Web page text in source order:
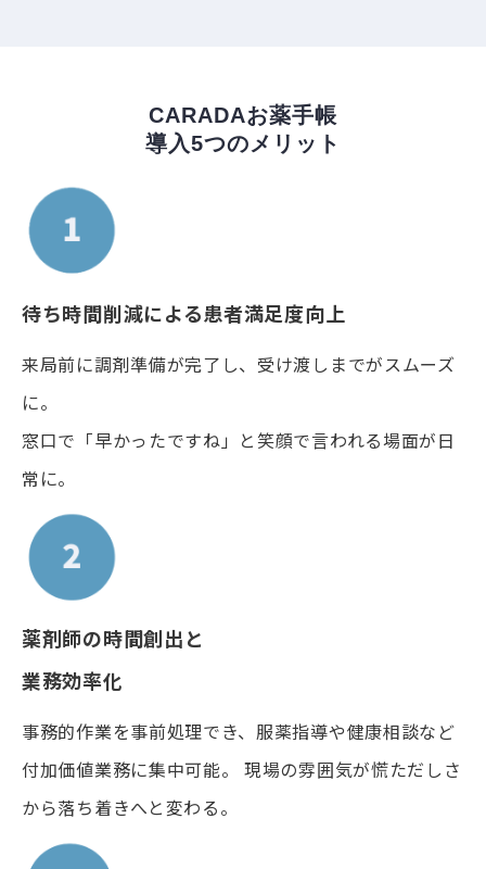
CARADAお薬手帳
導入5つのメリット
待ち時間削減による患者満足度向上
来局前に調剤準備が完了し、受け渡しまでがスムーズ
に。
窓口で「早かったですね」と笑顔で言われる場面が日
常に。
薬剤師の時間創出と
業務効率化
事務的作業を事前処理でき、服薬指導や健康相談など
付加価値業務に集中可能。 現場の雰囲気が慌ただしさ
から落ち着きへと変わる。